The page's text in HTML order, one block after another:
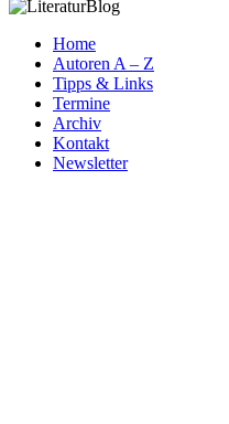
Home
Autoren A – Z
Tipps & Links
Termine
Archiv
Kontakt
Newsletter